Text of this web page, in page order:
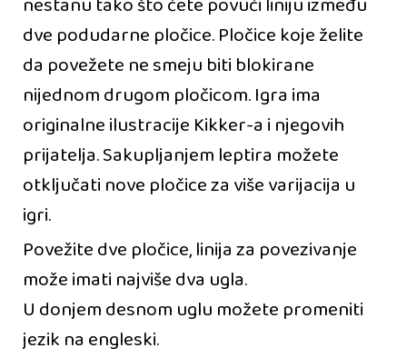
dve podudarne pločice. Pločice koje želite
da povežete ne smeju biti blokirane
nijednom drugom pločicom. Igra ima
originalne ilustracije Kikker-a i njegovih
prijatelja. Sakupljanjem leptira možete
otključati nove pločice za više varijacija u
igri.
Povežite dve pločice, linija za povezivanje
može imati najviše dva ugla.
U donjem desnom uglu možete promeniti
jezik na engleski.